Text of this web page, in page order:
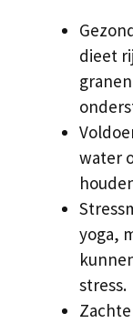
dieet
water
yoga,
stress.